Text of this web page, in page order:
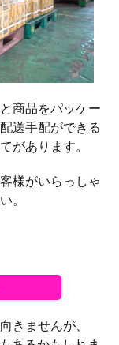
商品をパッケー
送手配ができる
があります。
様がいらっしゃ
。
きませんが、